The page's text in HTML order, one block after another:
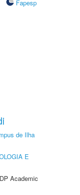
Fapesp
de Ilha
E
Academic